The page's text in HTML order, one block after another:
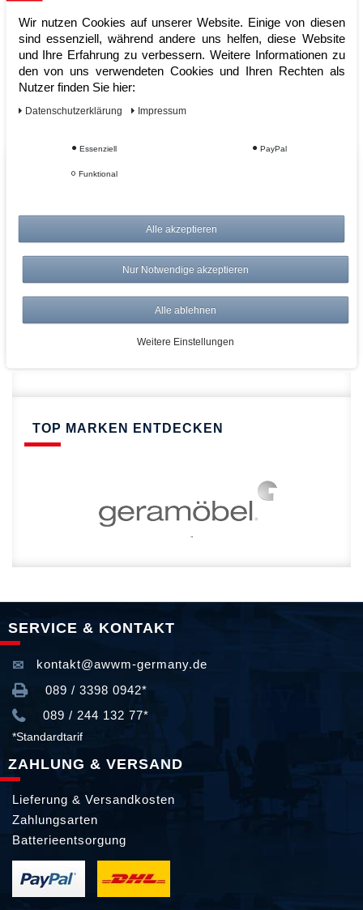
Sofort lieferbar
Vom Profi für Profis - Ihre Vorteile
Versandkostenfrei ab 150€
Risikolos: 14 Tage Rückgabe
Über 20.000 Artikel
Schnelle Lieferung
TOP MARKEN ENTDECKEN
SERVICE & KONTAKT
kontakt@awwm-germany.de
089 / 3398 0942*
089 / 244 132 77*
*Standardtarif
ZAHLUNG & VERSAND
Lieferung & Versandkosten
Zahlungsarten
Batterieentsorgung
Wir nutzen Cookies auf unserer Website. Einige von diesen
sind essenziell, während andere uns helfen, diese Website
und Ihre Erfahrung zu verbessern. Weitere Informationen zu
den von uns verwendeten Cookies und Ihren Rechten als
Nutzer finden Sie hier:
Daten­schutz­erklärung Impressum
Essenziell PayPal
Funktional
Alle akzeptieren
Nur Notwendige akzeptieren
Alle ablehnen
Weitere Einstellungen